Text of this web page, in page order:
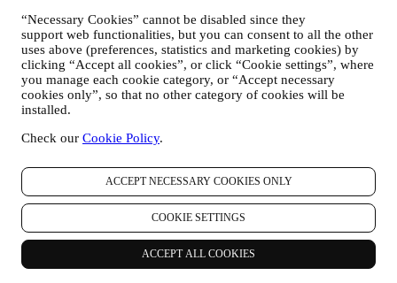
“Necessary Cookies” cannot be disabled since they
support web functionalities, but you can consent to all the other
uses above (preferences, statistics and marketing cookies) by
clicking “Accept all cookies”, or click “Cookie settings”, where
you manage each cookie category, or “Accept necessary
cookies only”, so that no other category of cookies will be
installed.
Check our Cookie Policy.
ACCEPT NECESSARY COOKIES ONLY
COOKIE SETTINGS
ACCEPT ALL COOKIES
Si vous nous avez donné votre autorisation dans ce sens (par
exemple en souscrivant à notre lettre d’information au
moment de créer un compte sur le Site web), nous vous ferons
parvenir des communications de marketing personnalisées et
des nouvelles concernant les initiatives lancées par Le Creuset
et promues par les filiales de son groupe, ou par ses affiliés et
partenaires locaux, ceci en fonction de vos préférences. Nous
vous contacterons par e-mail, par SMS ou par les réseaux
sociaux, mais aussi en utilisant des moyens automatisés. De
telles communications seront liées aux produits Le Creuset,
aux ouvertures de nouveaux magasins, aux événements
exclusifs, concours, enquêtes et démonstrations organisés par
Le Creuset ou à des offres spéciales qui pourraient vous
intéresser. Ces communications pourront être sélectionnées ou
rédigées spécialement à votre intention, sur base de données
vous concernant, telles que votre situation géographique,